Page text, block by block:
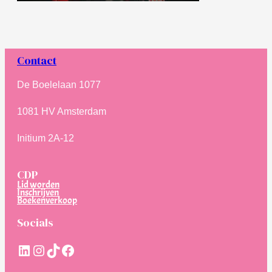
Contact
De Boelelaan 1077
1081 HV Amsterdam
Initium 2A-12
CDP
Lid worden
Inschrijven
Boekenverkoop
Socials
LinkedIn
Instagram
TikTokFacebook